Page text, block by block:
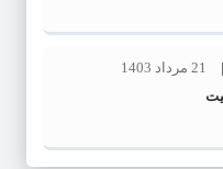
21 مرداد 1403